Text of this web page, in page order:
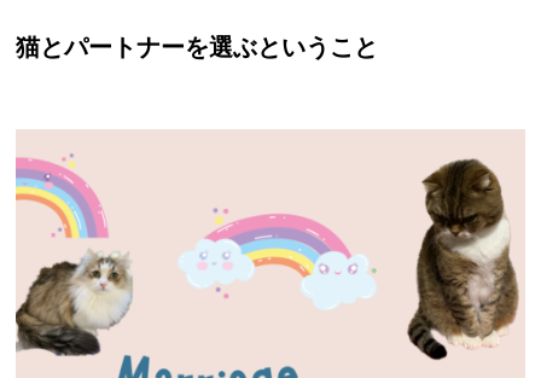
猫とパートナーを選ぶということ